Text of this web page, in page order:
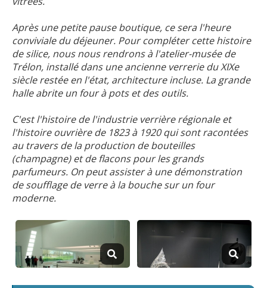
Après une petite pause boutique, ce sera l'heure
conviviale du déjeuner. Pour compléter cette histoire
de silice, nous nous rendrons à l'atelier-musée de
Trélon, installé dans une ancienne verrerie du XIXe
siècle restée en l'état, architecture incluse. La grande
halle abrite un four à pots et des outils.
C'est l'histoire de l'industrie verrière régionale et
l'histoire ouvrière de 1823 à 1920 qui sont racontées
au travers de la production de bouteilles
(champagne) et de flacons pour les grands
parfumeurs. On peut assister à une démonstration
de soufflage de verre à la bouche sur un four
moderne.